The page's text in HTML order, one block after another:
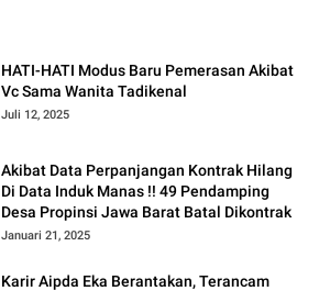
HATI-HATI Modus Baru Pemerasan Akibat
Vc Sama Wanita Tadikenal
Juli 12, 2025
Akibat Data Perpanjangan Kontrak Hilang
Di Data Induk Manas !! 49 Pendamping
Desa Propinsi Jawa Barat Batal Dikontrak
Januari 21, 2025
Karir Aipda Eka Berantakan, Terancam